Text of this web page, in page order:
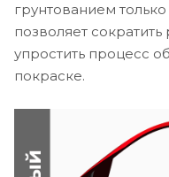
грунтованием
позволяет
упростить процесс
покраске.